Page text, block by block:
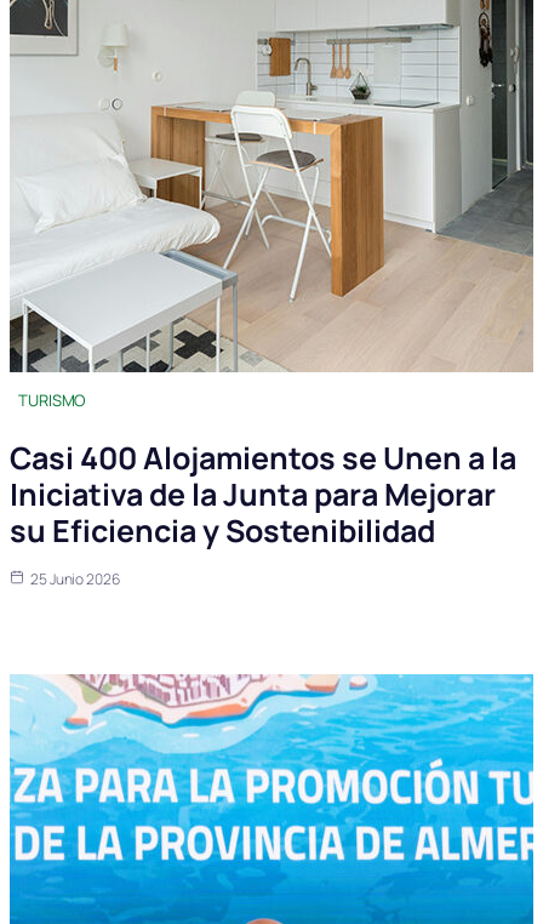
TURISMO
Casi 400 Alojamientos se Unen a la
Iniciativa de la Junta para Mejorar
su Eficiencia y Sostenibilidad
25 Junio 2026